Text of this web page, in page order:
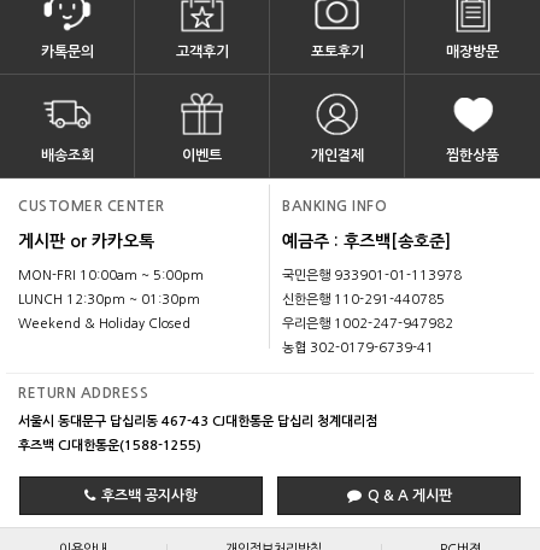
카톡문의 고객후기 포토후기 매장방문
배송조회 이벤트 개인결제 찜한상품
CUSTOMER CENTER
게시판 or 카카오톡
MON-FRI 10:00am ~ 5:00pm
LUNCH 12:30pm ~ 01:30pm
Weekend & Holiday Closed
BANKING INFO
예금주 : 후즈백[송호준]
국민은행 933901-01-113978
신한은행 110-291-440785
우리은행 1002-247-947982
농협 302-0179-6739-41
RETURN ADDRESS
서울시 동대문구 답십리동 467-43 CJ대한통운 답십리 청계대리점
후즈백 CJ대한통운(1588-1255)
후즈백 공지사항 Q & A 게시판